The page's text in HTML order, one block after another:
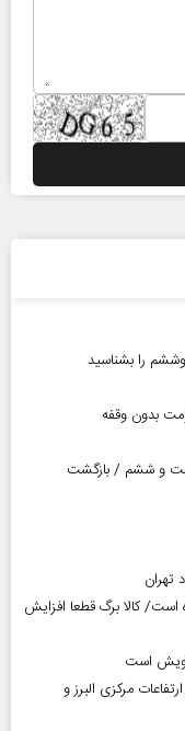
بدون وقفه
دروازه بیست و ششم / بازگشت
تهران
کالا برگ قطعا افزایش
خویش است
مرکزی البرز و